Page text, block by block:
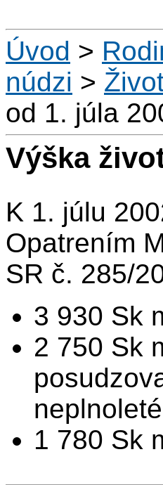
Úvod >
núdzi >
od 1. júla
Výška
K 1. júlu
Opatrením
SR č. 285/
3 930 Sk
2 750 Sk
1 780 Sk